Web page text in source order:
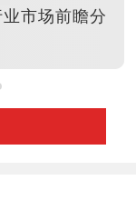
业市场前瞻分